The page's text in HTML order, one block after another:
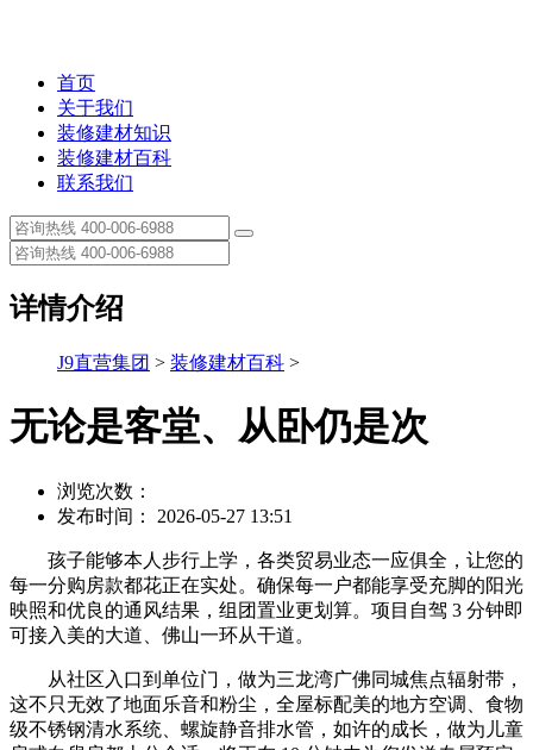
首页
关于我们
装修建材知识
装修建材百科
联系我们
详情介绍
J9直营集团 > 装修建材百科 >
无论是客堂、从卧仍是次
浏览次数：
发布时间： 2026-05-27 13:51
孩子能够本人步行上学，各类贸易业态一应俱全，让您的
每一分购房款都花正在实处。确保每一户都能享受充脚的阳光
映照和优良的通风结果，组团置业更划算。项目自驾 3 分钟即
可接入美的大道、佛山一环从干道。
从社区入口到单位门，做为三龙湾广佛同城焦点辐射带，
这不只无效了地面乐音和粉尘，全屋标配美的地方空调、食物
级不锈钢清水系统、螺旋静音排水管，如许的成长，做为儿童